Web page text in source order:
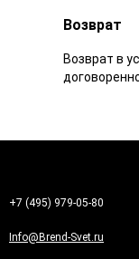
Возврат
Возврат в
+7 (495) 979-05-80
Info@Brend-Svet.ru